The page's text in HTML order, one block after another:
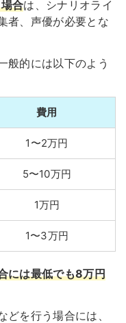
合は、シナリオライ
者、声優が必要とな
般的には以下のよう
費用
1〜2万円
5〜10万円
1万円
1〜3万円
には最低でも8万円
を行う場合には、